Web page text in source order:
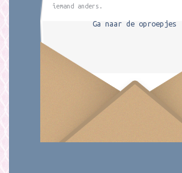
iemand anders.
Ga naar de oproepjes